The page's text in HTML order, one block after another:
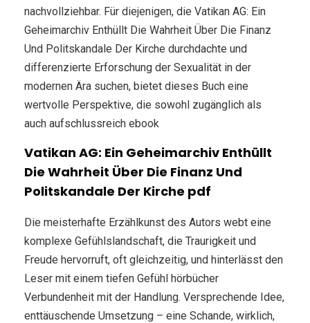
nachvollziehbar. Für diejenigen, die Vatikan AG: Ein
Geheimarchiv Enthüllt Die Wahrheit Über Die Finanz
Und Politskandale Der Kirche durchdachte und
differenzierte Erforschung der Sexualität in der
modernen Ära suchen, bietet dieses Buch eine
wertvolle Perspektive, die sowohl zugänglich als
auch aufschlussreich ebook
Vatikan AG: Ein Geheimarchiv Enthüllt
Die Wahrheit Über Die Finanz Und
Politskandale Der Kirche pdf
Die meisterhafte Erzählkunst des Autors webt eine
komplexe Gefühlslandschaft, die Traurigkeit und
Freude hervorruft, oft gleichzeitig, und hinterlässt den
Leser mit einem tiefen Gefühl hörbücher
Verbundenheit mit der Handlung. Versprechende Idee,
enttäuschende Umsetzung – eine Schande, wirklich,